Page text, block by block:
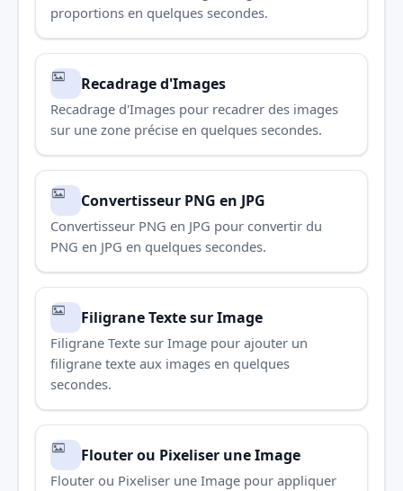
proportions en quelques secondes.
Recadrage d'Images
Recadrage d'Images pour recadrer des images
sur une zone précise en quelques secondes.
Convertisseur PNG en JPG
Convertisseur PNG en JPG pour convertir du
PNG en JPG en quelques secondes.
Filigrane Texte sur Image
Filigrane Texte sur Image pour ajouter un
filigrane texte aux images en quelques
secondes.
Flouter ou Pixeliser une Image
Flouter ou Pixeliser une Image pour appliquer